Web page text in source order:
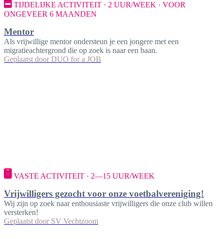
TIJDELIJKE ACTIVITEIT · 2 UUR/WEEK · VOOR
ONGEVEER 6 MAANDEN
Mentor
Als vrijwillige mentor ondersteun je een jongere met een
migratieachtergrond die op zoek is naar een baan.
Geplaatst door DUO for a JOB
VASTE ACTIVITEIT · 2—15 UUR/WEEK
Vrijwilligers gezocht voor onze voetbalvereniging!
Wij zijn op zoek naar enthousiaste vrijwilligers die onze club willen
versterken!
Geplaatst door SV Vechtzoom